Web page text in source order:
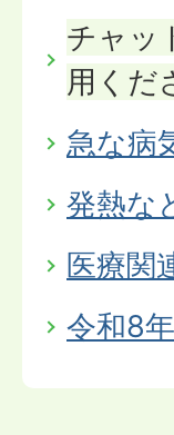
チャッ
用くだ
急な病
発熱な
医療関
令和8